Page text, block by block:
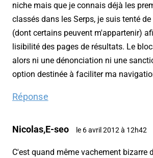
niche mais que je connais déjà les
classés dans les Serps, je suis tenté
(dont certains peuvent m'appartenir)
lisibilité des pages de résultats. Le
alors ni une dénonciation ni une
option destinée à faciliter ma
Réponse
Nicolas,E-seo le 6 avril 2012 à 12h42
C'est quand même vachement bizarre